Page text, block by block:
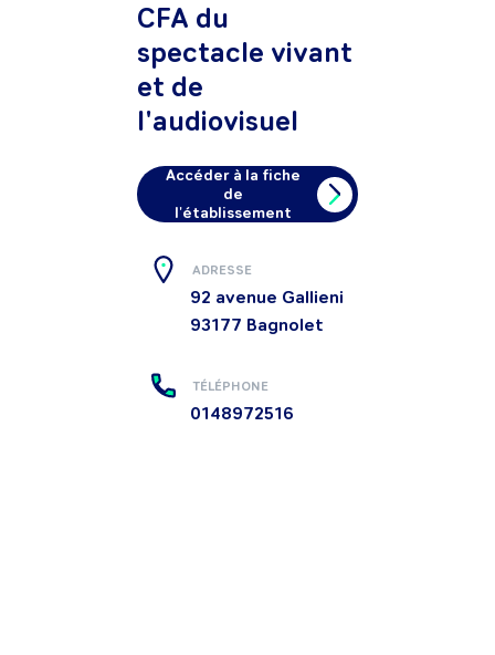
CFA du
spectacle vivant
et de
l'audiovisuel
Accéder à la fiche
de
l'établissement
ADRESSE
92 avenue Gallieni
93177 Bagnolet
TÉLÉPHONE
0148972516